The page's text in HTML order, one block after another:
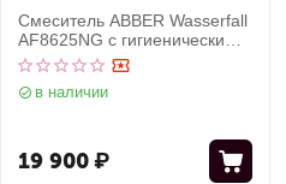
Смеситель ABBER Wasserfall
AF8625NG с гигиеническим
душем, оружейная сталь
в наличии
19 900₽